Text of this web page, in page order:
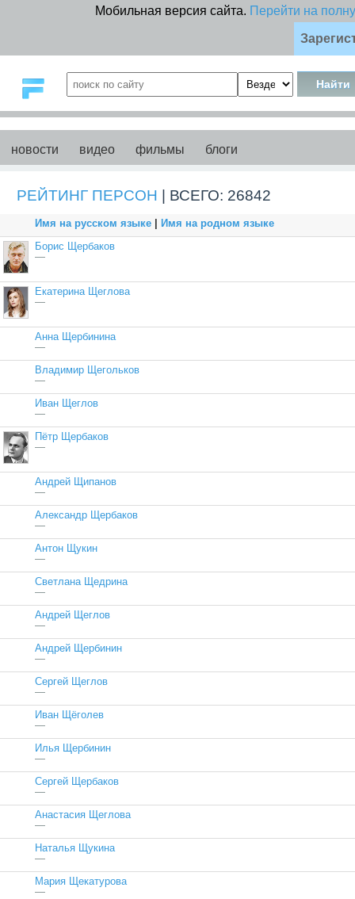
Мобильная версия сайта. Перейти на
новости видео фильмы блоги
РЕЙТИНГ ПЕРСОН | ВСЕГО: 26842
Имя на русском языке
Имя на родном языке
Борис Щербаков
—
Екатерина Щеглова
—
Анна Щербинина
—
Владимир Щегольков
—
Иван Щеглов
—
Пётр Щербаков
—
Андрей Щипанов
—
Александр Щербаков
—
Антон Щукин
—
Светлана Щедрина
—
Андрей Щеглов
—
Андрей Щербинин
—
Сергей Щеглов
—
Иван Щёголев
—
Илья Щербинин
—
Сергей Щербаков
—
Анастасия Щеглова
—
Наталья Щукина
—
Мария Щекатурова
—